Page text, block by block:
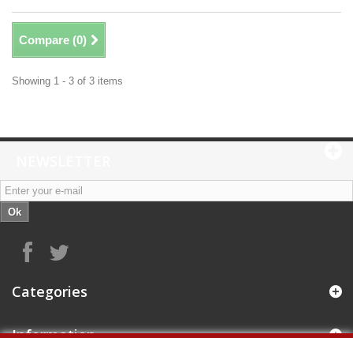
Compare (0)
Showing 1 - 3 of 3 items
Ok
Categories